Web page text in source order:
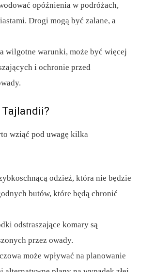
opóźnienia w podróżach,
Drogi mogą być zalane, a
wilgotne warunki, może być więcej
i ochronie przed
wziąć pod uwagę kilka
odzież, która nie będzie
butów, które będą chronić
odstraszające komary są
przez owady.
może wpływać na planowanie